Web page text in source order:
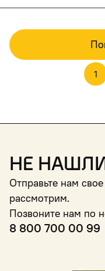
1
Не
Отправьте нам
рассмотрим.
Позвоните нам по
8 800 700 00 99